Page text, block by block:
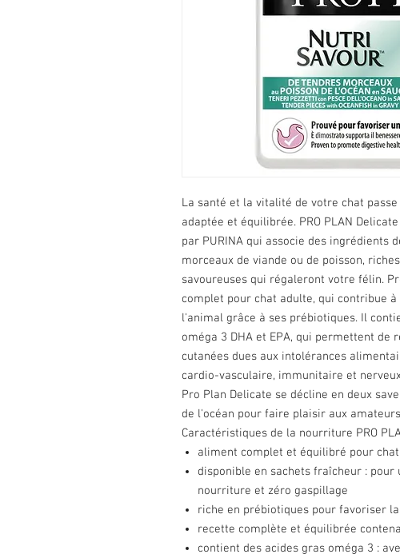
La santé et la vitalité de votre chat
adaptée et équilibrée. PRO PLAN
par PURINA qui associe des ingrédients
morceaux de viande ou de poisson,
savoureuses qui régaleront votre félin.
complet pour chat adulte, qui contribue
l'animal grâce à ses prébiotiques. Il
oméga 3 DHA et EPA, qui permettent de
cutanées dues aux intolérances
cardio-vasculaire, immunitaire et
Pro Plan Delicate se décline en deux
de l'océan pour faire plaisir aux
Caractéristiques de la nourriture PRO
aliment complet et équilibré pour
disponible en sachets fraîcheur :
nourriture et zéro gaspillage
riche en prébiotiques pour favoriser
recette complète et équilibrée
contient des acides gras oméga 3 :